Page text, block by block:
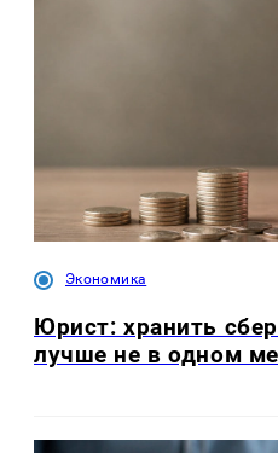
Экономика
Юрист: хранить
лучше не в одном